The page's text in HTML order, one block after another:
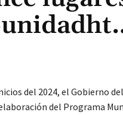
del 2024, el Gobierno
del Programa